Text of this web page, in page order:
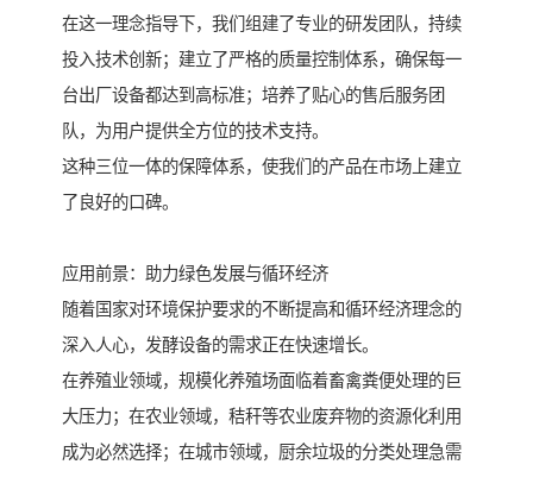
在这一理念指导下，我们组建了专业的研发团队，持续
投入技术创新；建立了严格的质量控制体系，确保每一
台出厂设备都达到高标准；培养了贴心的售后服务团
队，为用户提供全方位的技术支持。
这种三位一体的保障体系，使我们的产品在市场上建立
了良好的口碑。
应用前景：助力绿色发展与循环经济
随着国家对环境保护要求的不断提高和循环经济理念的
深入人心，发酵设备的需求正在快速增长。
在养殖业领域，规模化养殖场面临着畜禽粪便处理的巨
大压力；在农业领域，秸秆等农业废弃物的资源化利用
成为必然选择；在城市领域，厨余垃圾的分类处理急需